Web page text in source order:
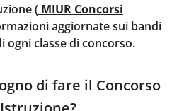
( MIUR Concorsi
aggiornate sui bandi
ogni classe di concorso.
di fare il Concorso